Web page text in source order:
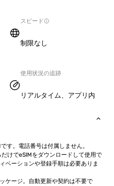
スピード
制限なし
使用状況の追跡
リアルタイム、アプリ内
す。電話番号は付属しません。
けでeSIMをダウンロードして使用で
ベーションや登録手順は必要ありま
ケージ。自動更新や契約は不要で